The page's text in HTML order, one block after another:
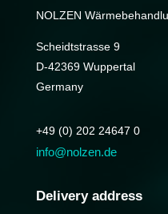
NOLZEN
Scheidtstrasse 9
D-42369 Wuppertal
Germany
+49 (0) 202 24647 0
info@nolzen.de
Delivery address